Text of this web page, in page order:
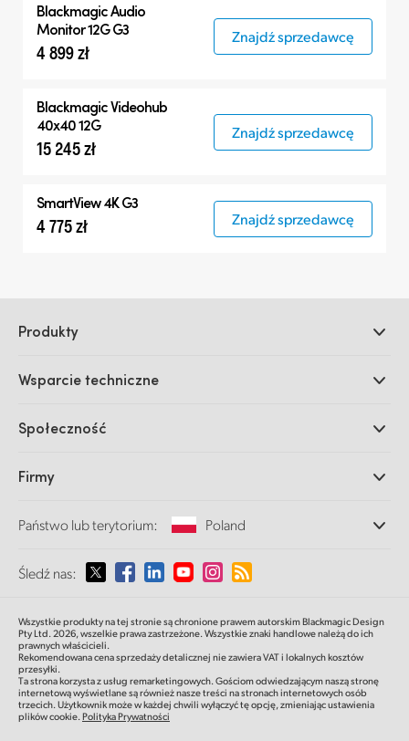
Blackmagic Audio Monitor 12G
Produkty kompatybilne
Blackmagic Audio
Monitor 12G G3
4 899 zł
Znajdź sprzedawcę
Blackmagic Videohub
40x40 12G
15 245 zł
Znajdź sprzedawcę
SmartView 4K G3
4 775 zł Znajdź sprzedawcę
Produkty
DaVinci Resolve i oprogramowanie Fusion
Ultimatte
Przechwytywanie i odtwarzanie
Konwersja standardów
Monitorowanie
Pamięć sieciowa
Routing i dystrybucja
Transmisja i kodowanie
Wsparcie techniczne
Centrum wsparcia technicznego
Społeczność
Firmy
O nas
Multimedia
Państwo lub terytorium: Poland
Proszę wybrać państwo lub terytorium
Australia
Austria
Śledź nas:
Wszystkie produkty na tej stronie są chronione prawem autorskim Blackmagic Design
Pty Ltd. 2026,wszelkie prawa zastrzeżone.Wszystkie znaki handlowe należą do ich
prawnych właścicieli.
Rekomendowana cena sprzedaży detalicznej nie zawiera VAT i lokalnych kosztów
przesyłki.
Ta strona korzysta z usług remarketingowych. Gościom odwiedzającym naszą stronę
internetową wyświetlane są również nasze treści na stronach internetowych osób
trzecich. Użytkownik może w każdej chwili wyłączyć tę opcję, zmieniając ustawienia
plików cookie.Polityka Prywatności